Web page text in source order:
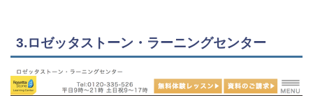
3.ロゼッタストーン・ラーニングセンター